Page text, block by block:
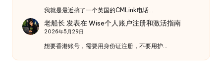
我就是最近搞了一个英国的CMLink电话…
老船长 发表在Wise个人账户注册和激活指南
2026年5月29日
想要香港账号，需要用身份证注册，不要用护…